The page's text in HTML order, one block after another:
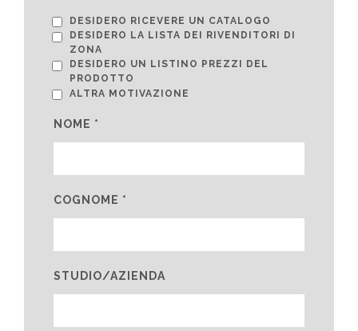
DESIDERO RICEVERE UN CATALOGO
DESIDERO LA LISTA DEI RIVENDITORI DI
ZONA
DESIDERO UN LISTINO PREZZI DEL
PRODOTTO
ALTRA MOTIVAZIONE
NOME *
COGNOME *
STUDIO/AZIENDA